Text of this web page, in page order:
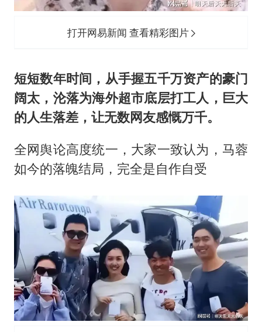
打开网易新闻 查看精彩图片
短短数年时间，从手握五千万资产的豪门
阔太，沦落为海外超市底层打工人，巨大
的人生落差，让无数网友感慨万千。
全网舆论高度统一，大家一致认为，马蓉
如今的落魄结局，完全是自作自受